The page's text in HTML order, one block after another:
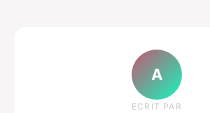
A
ECRIT PAR